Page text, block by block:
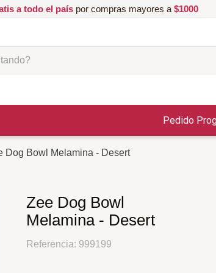
a todo el paíspor compras mayores a $1000
Pedido
Dog Bowl Melamina - Desert
Zee Dog Bowl
Melamina - Desert
Referencia: 999199